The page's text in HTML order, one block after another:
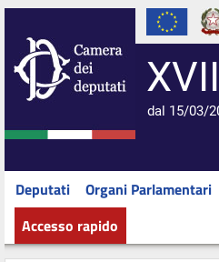
dal 15/03/
Deputati Organi Parlamentari
Accesso rapido